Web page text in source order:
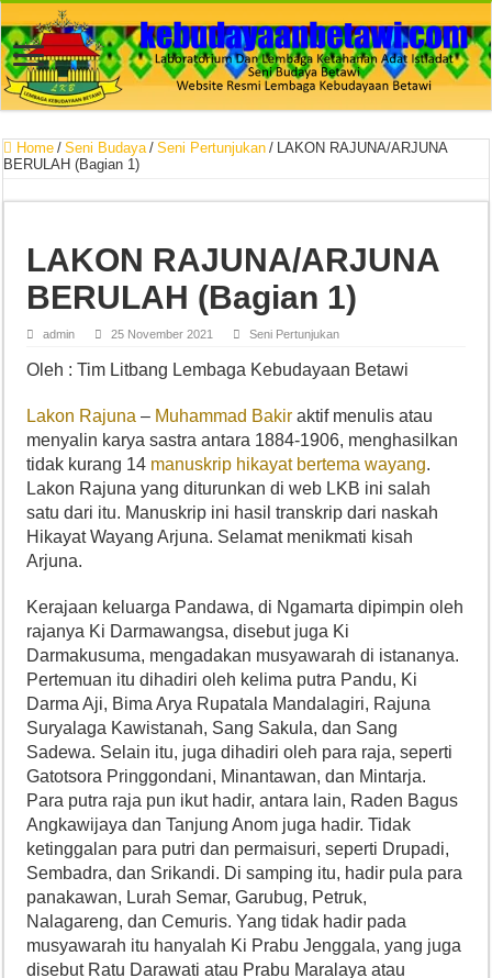
Home / Seni Budaya / Seni Pertunjukan /
LAKON RAJUNA/ARJUNA
BERULAH (Bagian 1)
LAKON RAJUNA/ARJUNA
BERULAH (Bagian 1)
admin 25 November 2021 Seni Pertunjukan
Oleh : Tim Litbang Lembaga Kebudayaan Betawi
Lakon Rajuna – Muhammad Bakir aktif menulis atau
menyalin karya sastra antara 1884-1906, menghasilkan
tidak kurang 14 manuskrip hikayat bertema wayang.
Lakon Rajuna yang diturunkan di web LKB ini salah
satu dari itu. Manuskrip ini hasil transkrip dari naskah
Hikayat Wayang Arjuna. Selamat menikmati kisah
Arjuna.
Kerajaan keluarga Pandawa, di Ngamarta dipimpin oleh
rajanya Ki Darmawangsa, disebut juga Ki
Darmakusuma, mengadakan musyawarah di istananya.
Pertemuan itu dihadiri oleh kelima putra Pandu, Ki
Darma Aji, Bima Arya Rupatala Mandalagiri, Rajuna
Suryalaga Kawistanah, Sang Sakula, dan Sang
Sadewa. Selain itu, juga dihadiri oleh para raja, seperti
Gatotsora Pringgondani, Minantawan, dan Mintarja.
Para putra raja pun ikut hadir, antara lain, Raden Bagus
Angkawijaya dan Tanjung Anom juga hadir. Tidak
ketinggalan para putri dan permaisuri, seperti Drupadi,
Sembadra, dan Srikandi. Di samping itu, hadir pula para
panakawan, Lurah Semar, Garubug, Petruk,
Nalagareng, dan Cemuris. Yang tidak hadir pada
musyawarah itu hanyalah Ki Prabu Jenggala, yang juga
disebut Ratu Darawati atau Prabu Maralaya atau